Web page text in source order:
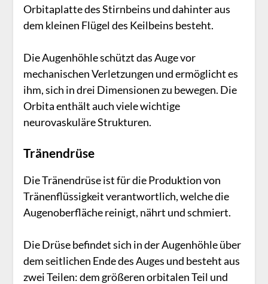
Orbitaplatte des Stirnbeins und dahinter aus
dem kleinen Flügel des Keilbeins besteht.
Die Augenhöhle schützt das Auge vor
mechanischen Verletzungen und ermöglicht es
ihm, sich in drei Dimensionen zu bewegen. Die
Orbita enthält auch viele wichtige
neurovaskuläre Strukturen.
Tränendrüse
Die Tränendrüse ist für die Produktion von
Tränenflüssigkeit verantwortlich, welche die
Augenoberfläche reinigt, nährt und schmiert.
Die Drüse befindet sich in der Augenhöhle über
dem seitlichen Ende des Auges und besteht aus
zwei Teilen: dem größeren orbitalen Teil und